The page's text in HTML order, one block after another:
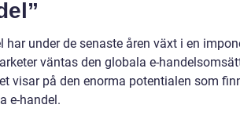
har under de senaste åren växt i en
väntas den globala e-
visar på den enorma potentialen som
e-handel.